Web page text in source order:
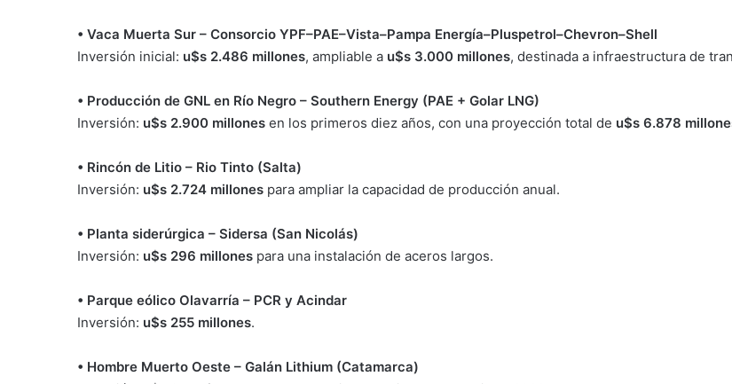
• Vaca Muerta Sur – Consorcio YPF–PAE–Vista–Pampa Energía–Pluspetrol–Chevron–Shell
Inversión inicial: u$s 2.486 millones, ampliable a u$s 3.000 millones, destinada a infraestructura de
• Producción de GNL en Río Negro – Southern Energy (PAE + Golar LNG)
Inversión: u$s 2.900 millones en los primeros diez años, con una proyección total de u$s 6.878
• Rincón de Litio – Rio Tinto (Salta)
Inversión: u$s 2.724 millones para ampliar la capacidad de producción anual.
• Planta siderúrgica – Sidersa (San Nicolás)
Inversión: u$s 296 millones para una instalación de aceros largos.
• Parque eólico Olavarría – PCR y Acindar
Inversión: u$s 255 millones.
• Hombre Muerto Oeste – Galán Lithium (Catamarca)